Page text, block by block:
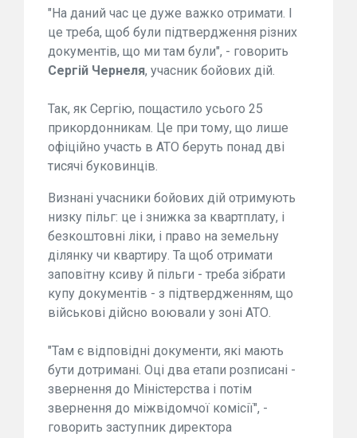
"На даний час це дуже важко отримати. І
це треба, щоб були підтвердження різних
документів, що ми там були", - говорить
Сергій Чернеля, учасник бойових дій.
Так, як Сергію, пощастило усього 25
прикордонникам. Це при тому, що лише
офіційно участь в АТО беруть понад дві
тисячі буковинців.
Визнані учасники бойових дій отримують
низку пільг: це і знижка за квартплату, і
безкоштовні ліки, і право на земельну
ділянку чи квартиру. Та щоб отримати
заповітну ксиву й пільги - треба зібрати
купу документів - з підтвердженням, що
військові дійсно воювали у зоні АТО.
"Там є відповідні документи, які мають
бути дотримані. Оці два етапи розписані -
звернення до Міністерства і потім
звернення до міжвідомчої комісії", -
говорить заступник директора